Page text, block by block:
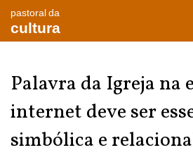
pastoral da
cultura
Palavra da Igreja na
internet deve ser
simbólica e